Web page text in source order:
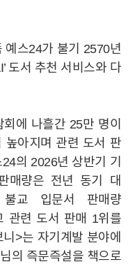
예스24가 불기 2570년
도서 추천 서비스와 다
에 나흘간 25만 명이
높아지며 관련 도서 판
의 2026년 상반기 기
매량은 전년 동기 대
교 입문서 판매량
관련 도서 판매 1위를
>는 자기계발 분야에
의 즉문즉설을 책으로